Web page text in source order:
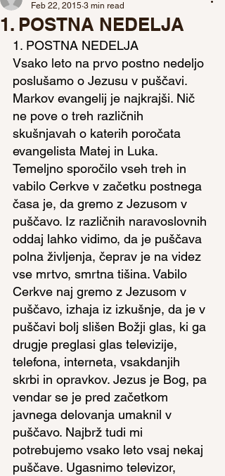
1. POSTNA NEDELJA
Feb 22, 2015 3 min read
1. POSTNA NEDELJA
Vsako leto na prvo postno nedeljo
poslušamo o Jezusu v puščavi.
Markov evangelij je najkrajši. Nič
ne pove o treh različnih
skušnjavah o katerih poročata
evangelista Matej in Luka.
Temeljno sporočilo vseh treh in
vabilo Cerkve v začetku postnega
časa je, da gremo z Jezusom v
puščavo. Iz različnih naravoslovnih
oddaj lahko vidimo, da je puščava
polna življenja, čeprav je na videz
vse mrtvo, smrtna tišina. Vabilo
Cerkve naj gremo z Jezusom v
puščavo, izhaja iz izkušnje, da je v
puščavi bolj slišen Božji glas, ki ga
drugje preglasi glas televizije,
telefona, interneta, vsakdanjih
skrbi in opravkov. Jezus je Bog, pa
vendar se je pred začetkom
javnega delovanja umaknil v
puščavo. Najbrž tudi mi
potrebujemo vsako leto vsaj nekaj
puščave. Ugasnimo televizor,